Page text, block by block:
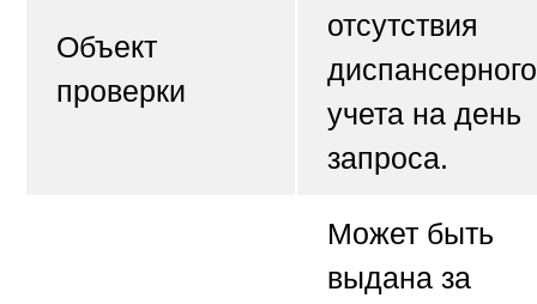
Объект
проверки
отсутствия
диспансерного
учета на день
запроса.
Может быть
выдана за